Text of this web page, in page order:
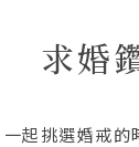
求婚
一起挑選婚戒的